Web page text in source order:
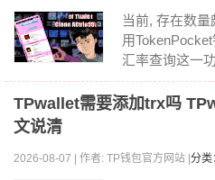
当前, 存在数
用
汇率查询这一
TPwallet需要添加trx吗
文说清
2026-08-07 | 作者: TP钱包官方网站 | 分类